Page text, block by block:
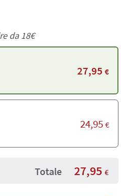
da18€
27,95 €
24,95 €
Totale 27,95 €